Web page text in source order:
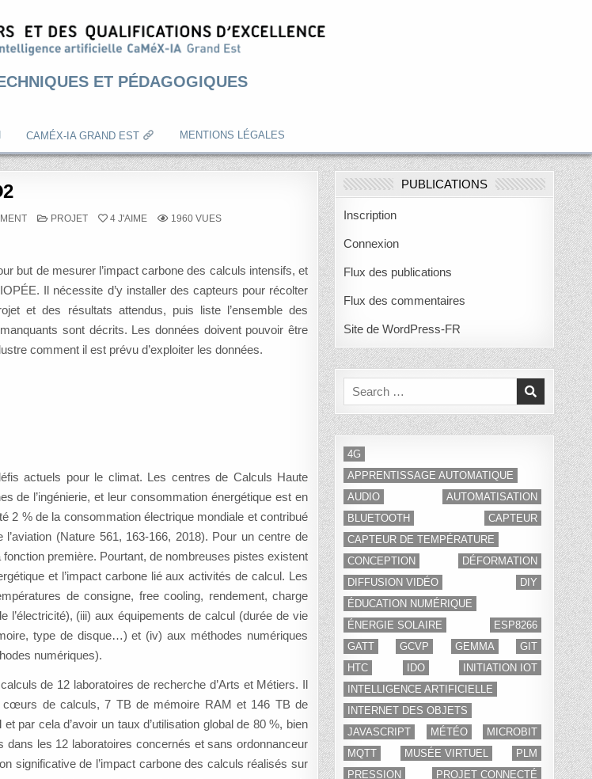
ET PÉDAGOGIQUES
CAMÉX-IA GRAND EST MENTIONS LÉGALES
ON
POSTED
PROJET 4 J'AIME 1960 VUES
but de mesurer l’impact carbone des calculs intensifs, et
Il nécessite d’y installer des capteurs pour récolter
et des résultats attendus, puis liste l’ensemble des
sont décrits. Les données doivent pouvoir être
comment il est prévu d’exploiter les données.
actuels pour le climat. Les centres de Calculs Haute
de l’ingénierie, et leur consommation énergétique est en
2 % de la consommation électrique mondiale et contribué
l’aviation (Nature 561, 163-166, 2018). Pour un centre de
première. Pourtant, de nombreuses pistes existent
et l’impact carbone lié aux activités de calcul. Les
de consigne, free cooling, rendement, charge
l’électricité), (iii) aux équipements de calcul (durée de vie
type de disque…) et (iv) aux méthodes numériques
numériques).
de 12 laboratoires de recherche d’Arts et Métiers. Il
cœurs de calculs, 7 TB de mémoire RAM et 146 TB de
par cela d’avoir un taux d’utilisation global de 80 %, bien
dans les 12 laboratoires concernés et sans ordonnanceur
significative de l’impact carbone des calculs réalisés sur
PUBLICATIONS
Inscription
Connexion
Flux des publications
Flux des commentaires
Site de WordPress-FR
Search
for:
4G
APPRENTISSAGE AUTOMATIQUE
AUDIO
AUTOMATISATION
BLUETOOTH
CAPTEUR
CAPTEUR DE TEMPÉRATURE
CONCEPTION
DÉFORMATION
DIFFUSION VIDÉO
DIY
ÉDUCATION NUMÉRIQUE
ÉNERGIE SOLAIRE
ESP8266
GATT
GCVP GEMMA
GIT
HTC
IDO
INITIATION IOT
INTELLIGENCE ARTIFICIELLE
INTERNET DES OBJETS
JAVASCRIPT
MÉTÉO
MICROBIT
MQTT
MUSÉE VIRTUEL
PLM
PRESSION
PROJET CONNECTÉ